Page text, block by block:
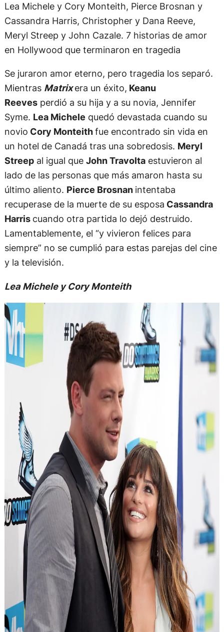
Lea Michele y Cory Monteith, Pierce Brosnan y
Cassandra Harris, Christopher y Dana Reeve,
Meryl Streep y John Cazale. 7 historias de amor
en Hollywood que terminaron en tragedia
Se juraron amor eterno, pero tragedia los separó.
Mientras Matrixera un éxito, Keanu
Reevesperdió a su hija y a su novia, Jennifer
Syme. Lea Michele quedó devastada cuando su
novio Cory Monteithfue encontrado sin vida en
un hotel de Canadá tras una sobredosis. Meryl
Streepal igual que John Travoltaestuvieron al
lado de las personas que más amaron hasta su
último aliento. Pierce Brosnan intentaba
recuperase de la muerte de su esposa Cassandra
Harris cuando otra partida lo dejó destruido.
Lamentablemente, el “y vivieron felices para
siempre” no se cumplió para estas parejas del cine
y la televisión.
Lea Michele y Cory Monteith